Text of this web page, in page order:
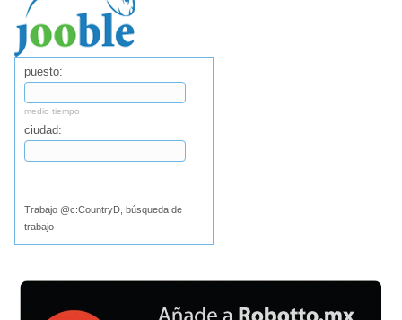
puesto:
medio tiempo
ciudad:
Trabajo @c:CountryD, búsqueda de
trabajo